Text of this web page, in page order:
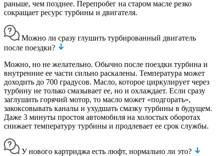
раньше, чем позднее. Перепробег на старом масле резко
сокращает ресурс турбины и двигателя.
Можно ли сразу глушить турбированный двигатель
после поездки?
Можно, но не желательно. Обычно после поездки турбина и
внутренние ее части сильно раскалены. Температура может
доходить до 700 градусов. Масло, которое циркулирует через
турбину не только смазывает ее, но и охлаждает. Если сразу
заглушить горячий мотор, то масло может «подгорать»,
закоксовывать каналы и ухудшать смазку турбины в будущем.
Даже 3 минуты простоя автомобиля на холостых оборотах
снижает температуру турбины и продлевает ее срок службы.
У нового картриджа есть люфт, нормально ли это?